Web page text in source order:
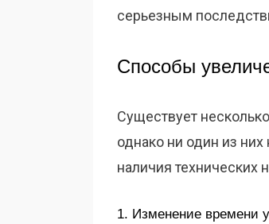
серьезным
Способы
Существует
однако ни один из них
наличия технических
1. Изменение времени